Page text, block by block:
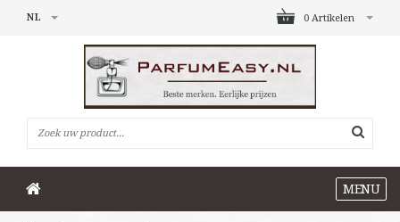
0 Artikelen
NL
MENU